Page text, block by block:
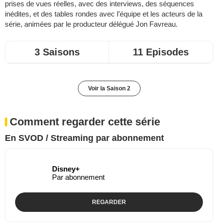
prises de vues réelles, avec des interviews, des séquences
inédites, et des tables rondes avec l’équipe et les acteurs de la
série, animées par le producteur délégué Jon Favreau.
3 Saisons 11 Episodes
Voir la Saison 2
Comment regarder cette série
En SVOD / Streaming par abonnement
Disney+
Par abonnement
REGARDER